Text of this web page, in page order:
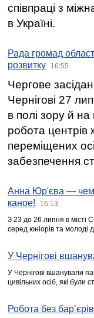
співпраці з
в Україні.
Рада громад
розвитку
16:55
Чергове
Чернігові 27
в полі зору й
робота центрів
переміщених
забезпечення
Анна Юр'єва —
каное!
16:13
З 23 до 26 липня в місті
серед юніорів та молоді
У Чернігові
У Чернігові вшанували
цивільних осіб, які були
Робота без бар’єрів